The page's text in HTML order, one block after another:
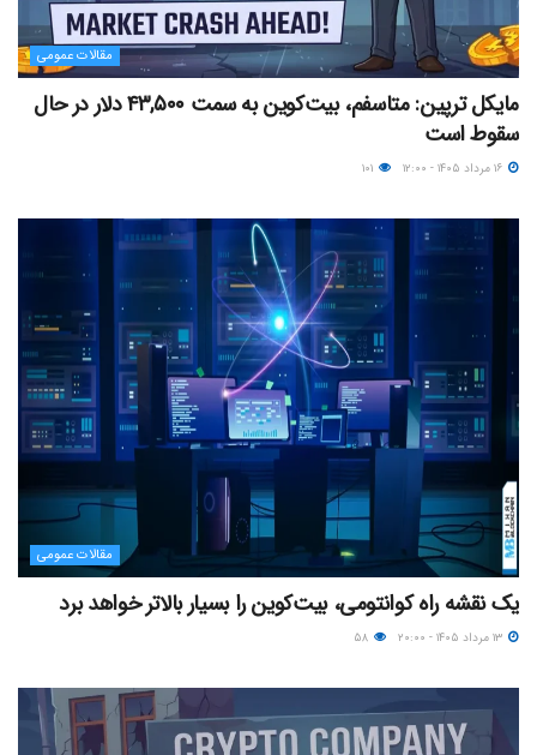
مقالات عمومی
مایکل ترپین: متاسفم، بیت‌کوین به سمت ۴۳,۵۰۰ دلار در حال
سقوط است
مقالات عمومی
یک نقشه راه کوانتومی، بیت‌کوین را بسیار بالاتر خواهد برد